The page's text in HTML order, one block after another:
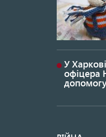
У
офіцера